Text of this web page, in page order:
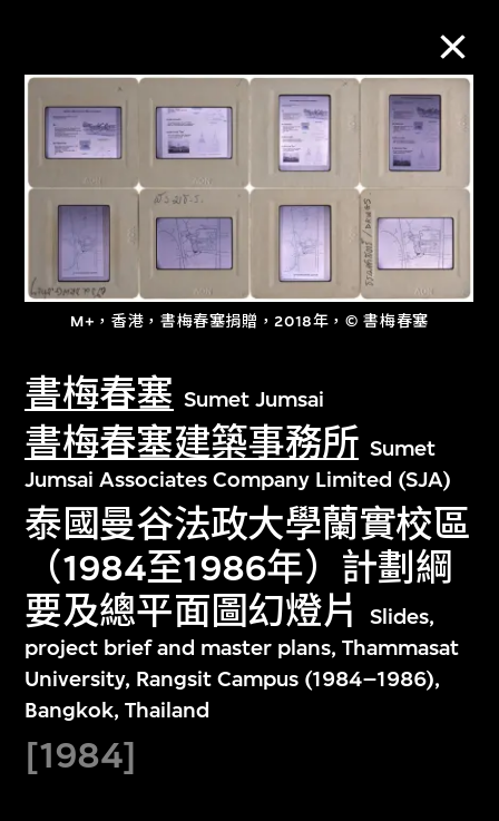
M+，香港，書梅春塞捐贈，2018年，© 書梅春塞
書梅春塞 Sumet Jumsai
書梅春塞建築事務所 Sumet
Jumsai Associates Company Limited (SJA)
泰國曼谷法政大學蘭實校區
（1984至1986年）計劃綱
要及總平面圖幻燈片
Slides,
project brief and master plans, Thammasat
University, Rangsit Campus (1984–1986),
Bangkok, Thailand
[1984]
M+藏品
進一步篩選 搜索
探索世界頂級的二十及二十一世紀視覺
文化藏品。